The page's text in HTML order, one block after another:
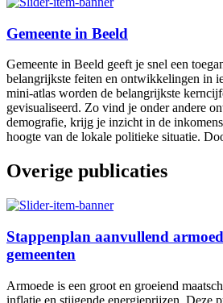
Gemeente in Beeld
Gemeente in Beeld geeft je snel een
belangrijkste feiten en ontwikkelingen in
mini-atlas worden de belangrijkste
gevisualiseerd. Zo vind je onder andere
demografie, krijg je inzicht in de
hoogte van de lokale politieke situatie.
Overige publicaties
Stappenplan aanvullend
gemeenten
Armoede is een groot en groeiend
inflatie en stijgende energieprijzen. Deze